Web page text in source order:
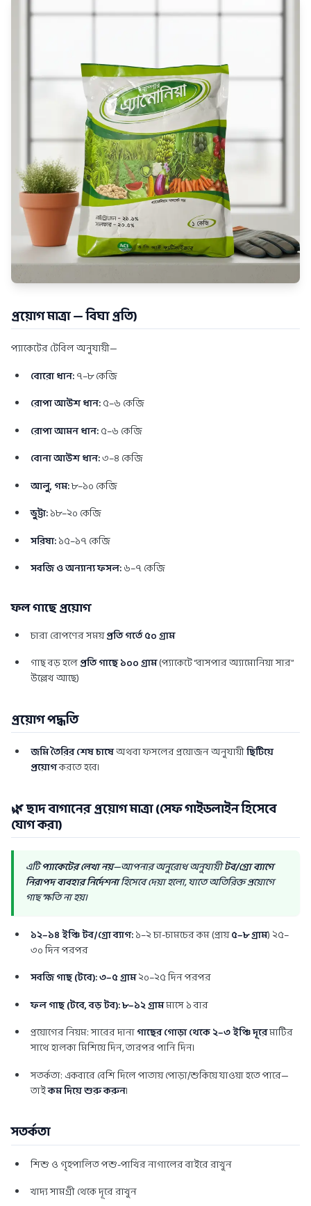
প্রয়োগ মাত্রা — বিঘা প্রতি)
প্যাকেটের টেবিল অনুযায়ী—
বোরো ধান:৭–৮ কেজি
রোপা আউশ ধান:৫–৬ কেজি
রোপা আমন ধান:৫–৬ কেজি
বোনা আউশ ধান:৩–৪ কেজি
আলু, গম:৮–১০ কেজি
ভুট্টা:১৮–২০ কেজি
সরিষা:১৫–১৭ কেজি
সবজি ও অন্যান্য ফসল:৬–৭ কেজি
ফল গাছে প্রয়োগ
চারা রোপণের সময়প্রতি গর্তে ৫০ গ্রাম
গাছ বড় হলেপ্রতি গাছে ১০০ গ্রাম(প্যাকেটে “বাসপার অ্যামোনিয়া সার”
উল্লেখ আছে)
প্রয়োগ পদ্ধতি
জমি তৈরির শেষ চাষেঅথবা ফসলের প্রয়োজন অনুযায়ীছিটিয়ে
প্রয়োগকরতে হবে।
🌿 ছাদ বাগানের প্রয়োগ মাত্রা (সেফ গাইডলাইন হিসেবে
যোগ করা)
এটিপ্যাকেটের লেখা নয়—আপনার অনুরোধ অনুযায়ীটব/গ্রো ব্যাগে
নিরাপদ ব্যবহার নির্দেশনাহিসেবে দেয়া হলো, যাতে অতিরিক্ত প্রয়োগে
গাছ ক্ষতি না হয়।
১২–১৪ ইঞ্চি টব/গ্রো ব্যাগ:১–২ চা-চামচের কম (প্রায়৫–৮ গ্রাম) ২৫–
৩০ দিন পরপর
সবজি গাছ (টবে):৩–৫ গ্রাম২০–২৫ দিন পরপর
ফল গাছ (টবে, বড় টব):৮–১২ গ্রামমাসে ১ বার
প্রয়োগের নিয়ম: সারের দানাগাছের গোড়া থেকে ২–৩ ইঞ্চি দূরেমাটির
সাথে হালকা মিশিয়ে দিন, তারপর পানি দিন।
সতর্কতা: একবারে বেশি দিলে পাতায় পোড়া/শুকিয়ে যাওয়া হতে পারে—
তাইকম দিয়ে শুরু করুন।
সতর্কতা
শিশু ও গৃহপালিত পশু-পাখির নাগালের বাইরে রাখুন
খাদ্য সামগ্রী থেকে দূরে রাখুন